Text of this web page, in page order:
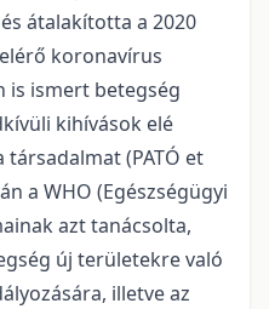
átalakította a 2020
koronavírus
is ismert betegség
kihívások elé
(PATÓ et
a WHO (Egészségügyi
azt tanácsolta,
új területekre való
illetve az